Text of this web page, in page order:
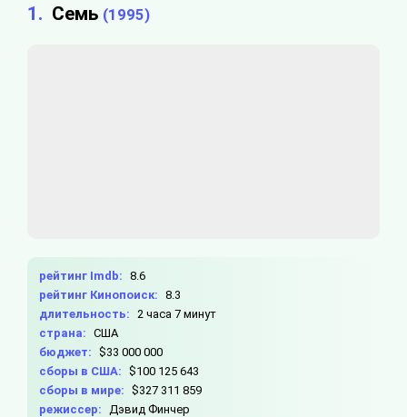
1. Семь (1995)
рейтинг Imdb: 8.6
рейтинг Кинопоиск: 8.3
длительность:
2 часа 7 минут
страна: США
бюджет: $33 000 000
сборы в США: $100 125 643
сборы в мире: $327 311 859
режиссер:
Дэвид Финчер